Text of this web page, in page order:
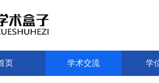
页 学术交流 学